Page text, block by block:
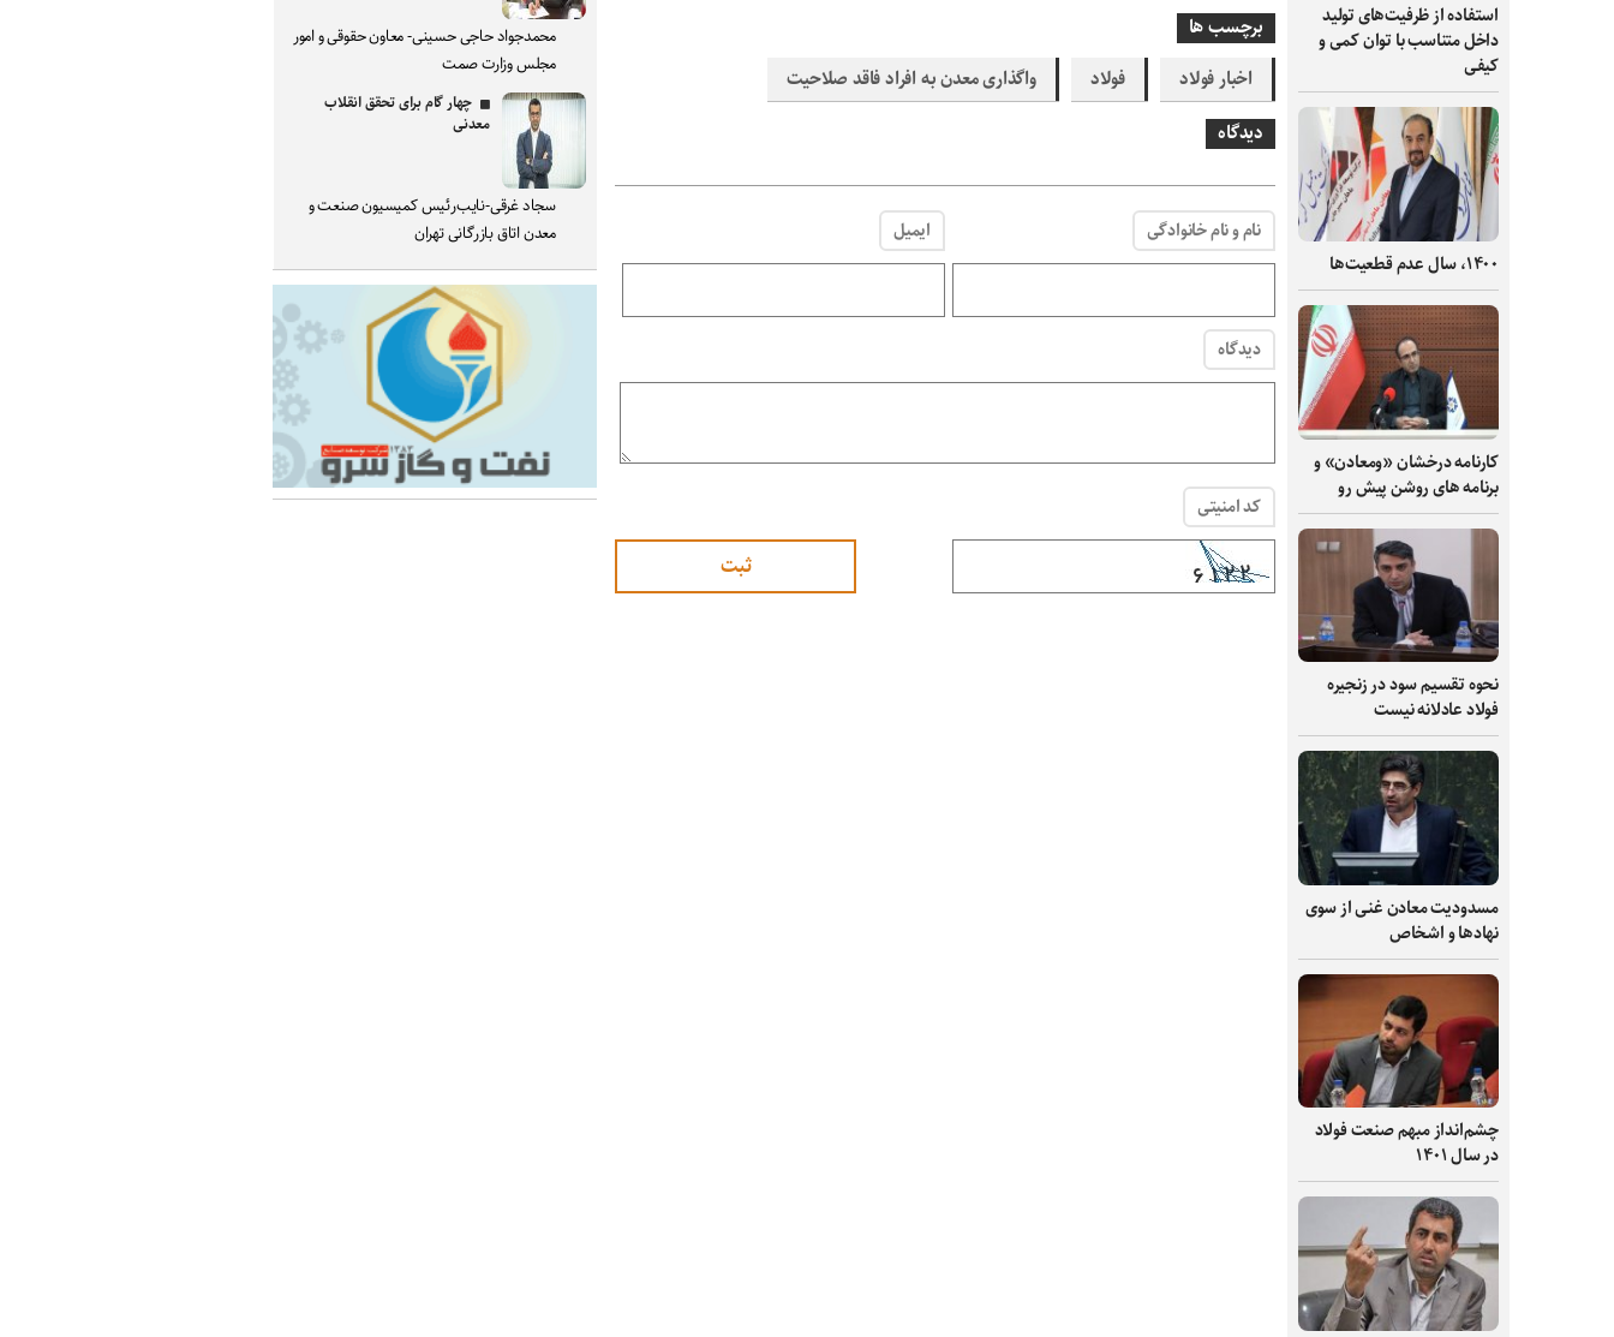
استفاده از ظرفیت‌های تولید
داخل متناسب با توان کمی و
کیفی
۱۴۰۰، سال عدم قطعیت‌ها
کارنامه درخشان «ومعادن» و
برنامه های روشن پیش رو
نحوه تقسیم سود در زنجیره
فولاد عادلانه نیست
مسدودیت معادن غنی از سوی
نهادها و اشخاص
چشم‌انداز مبهم صنعت فولاد
در سال ۱۴۰۱
برچسب ها
اخبار فولاد
فولاد
واگذاری معدن به افراد فاقد صلاحیت
دیدگاه
نام و نام خانوادگی ایمیل
دیدگاه
کد امنیتی
محمدجواد حاجی حسینی- معاون حقوقی و امور
مجلس وزارت صمت
چهار گام برای تحقق انقلاب
معدنی
سجاد غرقی-نایب‌رئیس کمیسیون صنعت و
معدن اتاق بازرگانی تهران